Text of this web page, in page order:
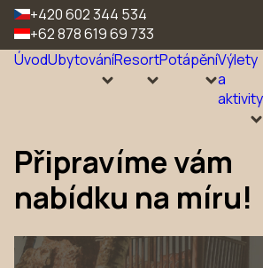
+420 602 344 534
+62 878 619 69 733
ÚvodUbytováníResortPotápěníVýlety
a
aktivity
Připravíme vám
nabídku na míru!